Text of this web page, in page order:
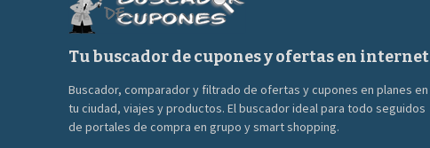
Tu buscador de cupones y ofertas en internet
Buscador, comparador y filtrado de ofertas y cupones en planes en
tu ciudad, viajes y productos. El buscador ideal para todo seguidos
de portales de compra en grupo y smart shopping.